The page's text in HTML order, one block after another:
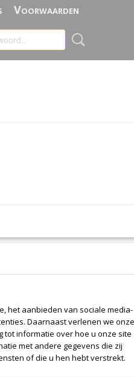
Voorwaarden
het aanbieden van sociale media-
Daarnaast verlenen we onze
tot informatie over hoe u onze site
met andere gegevens die zij
of die u hen hebt verstrekt.